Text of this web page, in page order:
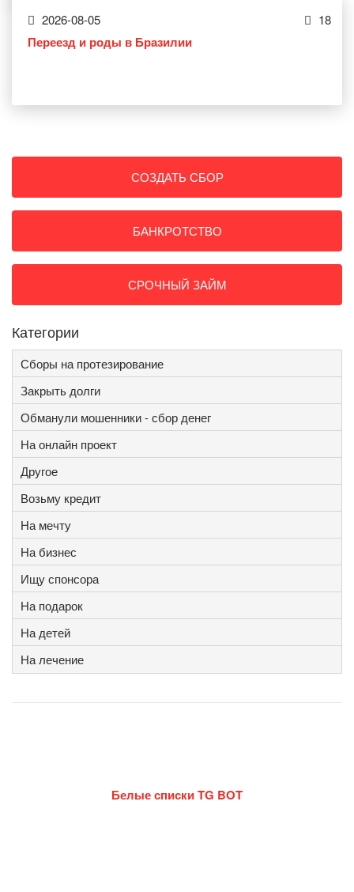
2026-08-05 18
Переезд и роды в Бразилии
СОЗДАТЬ СБОР
БАНКРОТСТВО
СРОЧНЫЙ ЗАЙМ
Категории
Сборы на протезирование
Закрыть долги
Обманули мошенники - сбор денег
На онлайн проект
Другое
Возьму кредит
На мечту
На бизнес
Ищу спонсора
На подарок
На детей
На лечение
Белые списки TG BOT